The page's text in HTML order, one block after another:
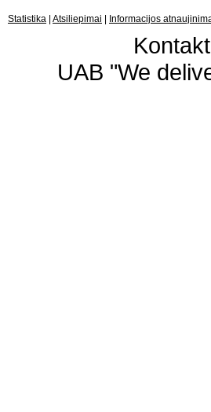
Statistika Atsiliepimai Informacijos
UAB "We